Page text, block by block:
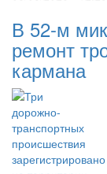
В 52-м
ремонт
кармана